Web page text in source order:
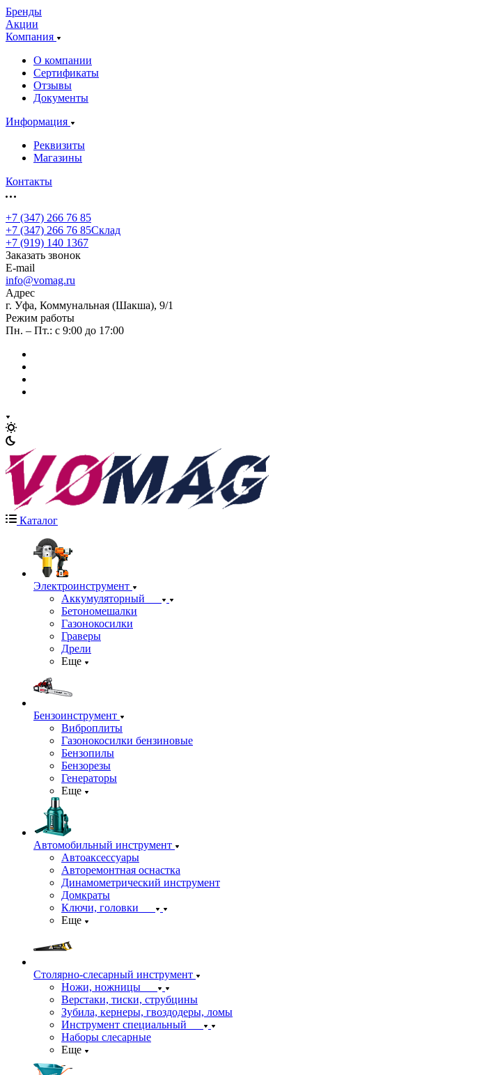
Бренды
Акции
Компания
О компании
Сертификаты
Отзывы
Документы
Информация
Реквизиты
Магазины
Контакты
+7 (347) 266 76 85
+7 (347) 266 76 85Склад
+7 (919) 140 1367
Заказать звонок
E-mail
info@vomag.ru
Адрес
г. Уфа, Коммунальная (Шакша), 9/1
Режим работы
Пн. – Пт.: с 9:00 до 17:00
Каталог
Электроинструмент
Аккумуляторный
Бетономешалки
Газонокосилки
Граверы
Дрели
Еще
Бензоинструмент
Виброплиты
Газонокосилки бензиновые
Бензопилы
Бензорезы
Генераторы
Еще
Автомобильный инструмент
Автоаксессуары
Авторемонтная оснастка
Динамометрический инструмент
Домкраты
Ключи, головки
Еще
Столярно-слесарный инструмент
Ножи, ножницы
Верстаки, тиски, струбцины
Зубила, кернеры, гвоздодеры, ломы
Инструмент специальный
Наборы слесарные
Еще